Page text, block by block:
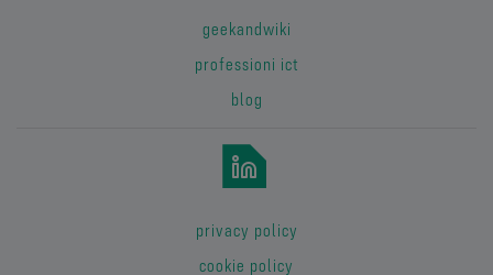
geekandwiki
professioni ict
blog
privacy policy
cookie policy